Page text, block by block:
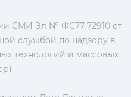
СМИ Эл № ФС77-72910 от
службой по надзору в
технологий и массовых